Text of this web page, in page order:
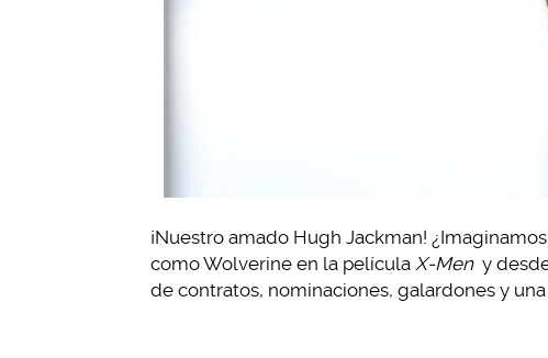
¡Nuestro amado Hugh Jackman!
como Wolverine en la película X-Men y
de contratos, nominaciones, galardones y